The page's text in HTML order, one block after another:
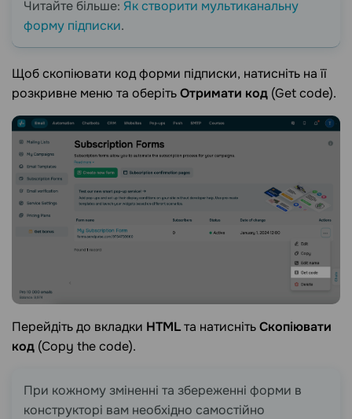
Читайте більше: Як створити мультиканальну
форму підписки.
Щоб скопіювати код форми підписки, натисніть на її
розкривне меню та оберітьОтримати код (Get code).
Перейдіть до вкладки HTMLта натиснітьСкопіювати
код (Copy the code).
При кожному зміненні та збереженні форми в
конструкторі вам необхідно самостійно